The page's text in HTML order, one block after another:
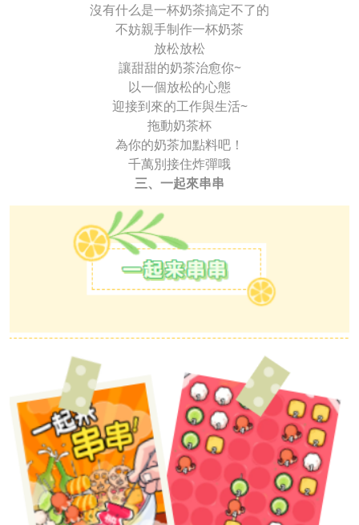
沒有什么是一杯奶茶搞定不了的
不妨親手制作一杯奶茶
放松放松
讓甜甜的奶茶治愈你~
以一個放松的心態
迎接到來的工作與生活~
拖動奶茶杯
為你的奶茶加點料吧！
千萬別接住炸彈哦
三、一起來串串